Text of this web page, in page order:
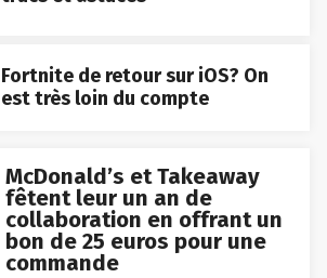
Fortnite de retour sur iOS? On
est très loin du compte
McDonald’s et Takeaway
fêtent leur un an de
collaboration en offrant un
bon de 25 euros pour une
commande